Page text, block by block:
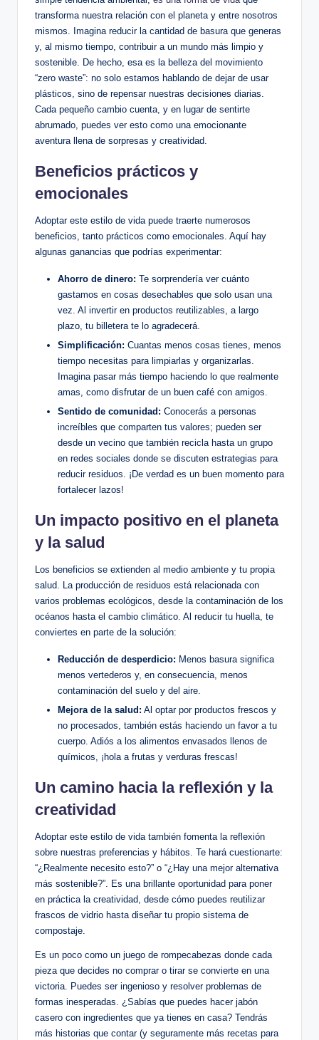
transforma nuestra relación con el planeta y entre nosotros
mismos. Imagina reducir la cantidad de basura que generas
y, al mismo tiempo, contribuir a un mundo más limpio y
sostenible. De hecho, esa es la belleza del movimiento
“zero waste”: no solo estamos hablando de dejar de usar
plásticos, sino de repensar nuestras decisiones diarias.
Cada pequeño cambio cuenta, y en lugar de sentirte
abrumado, puedes ver esto como una emocionante
aventura llena de sorpresas y creatividad.
Beneficios prácticos y
emocionales
Adoptar este estilo de vida puede traerte numerosos
beneficios, tanto prácticos como emocionales. Aquí hay
algunas ganancias que podrías experimentar:
Ahorro de dinero: Te sorprendería ver cuánto
gastamos en cosas desechables que solo usan una
vez. Al invertir en productos reutilizables, a largo
plazo, tu billetera te lo agradecerá.
Simplificación: Cuantas menos cosas tienes, menos
tiempo necesitas para limpiarlas y organizarlas.
Imagina pasar más tiempo haciendo lo que realmente
amas, como disfrutar de un buen café con amigos.
Sentido de comunidad: Conocerás a personas
increíbles que comparten tus valores; pueden ser
desde un vecino que también recicla hasta un grupo
en redes sociales donde se discuten estrategias para
reducir residuos. ¡De verdad es un buen momento para
fortalecer lazos!
Un impacto positivo en el planeta
y la salud
Los beneficios se extienden al medio ambiente y tu propia
salud. La producción de residuos está relacionada con
varios problemas ecológicos, desde la contaminación de los
océanos hasta el cambio climático. Al reducir tu huella, te
conviertes en parte de la solución:
Reducción de desperdicio: Menos basura significa
menos vertederos y, en consecuencia, menos
contaminación del suelo y del aire.
Mejora de la salud: Al optar por productos frescos y
no procesados, también estás haciendo un favor a tu
cuerpo. Adiós a los alimentos envasados llenos de
químicos, ¡hola a frutas y verduras frescas!
Un camino hacia la reflexión y la
creatividad
Adoptar este estilo de vida también fomenta la reflexión
sobre nuestras preferencias y hábitos. Te hará cuestionarte:
“¿Realmente necesito esto?” o “¿Hay una mejor alternativa
más sostenible?”. Es una brillante oportunidad para poner
en práctica la creatividad, desde cómo puedes reutilizar
frascos de vidrio hasta diseñar tu propio sistema de
compostaje.
Es un poco como un juego de rompecabezas donde cada
pieza que decides no comprar o tirar se convierte en una
victoria. Puedes ser ingenioso y resolver problemas de
formas inesperadas. ¿Sabías que puedes hacer jabón
casero con ingredientes que ya tienes en casa? Tendrás
más historias que contar (y seguramente más recetas para